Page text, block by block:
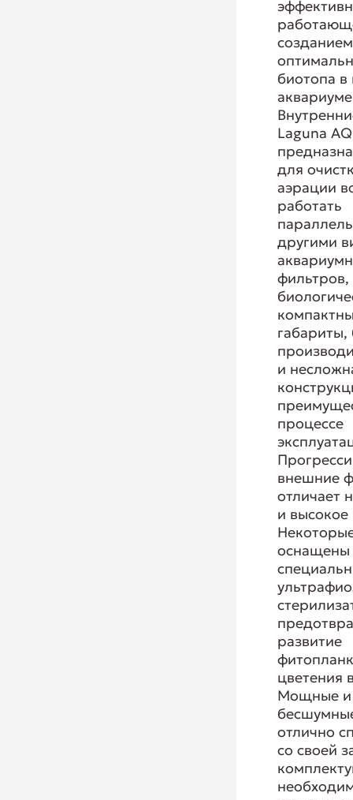
созданием
биотопа
Laguna
для
аэрации
работать
другими
и
процессе
внешние
отличает
и высокое
оснащены
развитие
цветения
Мощные и
отлично
со своей